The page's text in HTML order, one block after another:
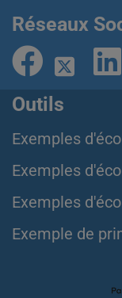
Réseaux
Outils
Exemples
Exemples
Exemples
Exemple de